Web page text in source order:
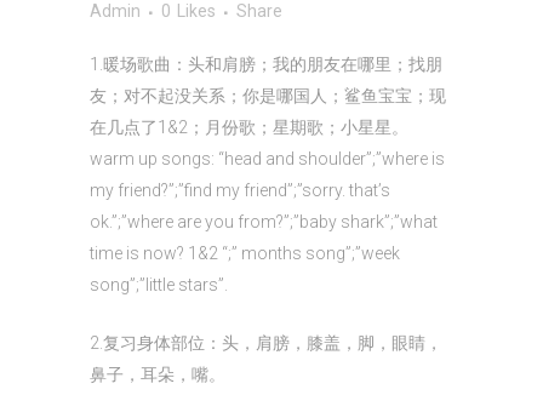
Admin
0 Likes Share
1.暖场歌曲：头和肩膀；我的朋友在哪里；找朋
友；对不起没关系；你是哪国人；鲨鱼宝宝；现
在几点了1&2；月份歌；星期歌；小星星。
warm up songs: “head and shoulder”;”where is
my friend?”;”find my friend”;”sorry. that’s
ok.”;”where are you from?”;”baby shark”;”what
time is now? 1&2 “;” months song”;”week
song”;”little stars”.
2.复习身体部位：头，肩膀，膝盖，脚，眼睛，
鼻子，耳朵，嘴。